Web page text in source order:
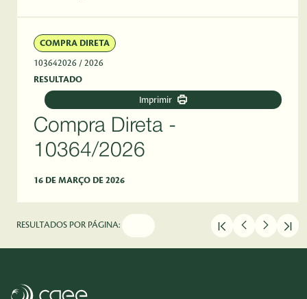
COMPRA DIRETA
103642026 / 2026
RESULTADO
Imprimir
Compra Direta -
10364/2026
16 DE MARÇO DE 2026
RESULTADOS POR PÁGINA: